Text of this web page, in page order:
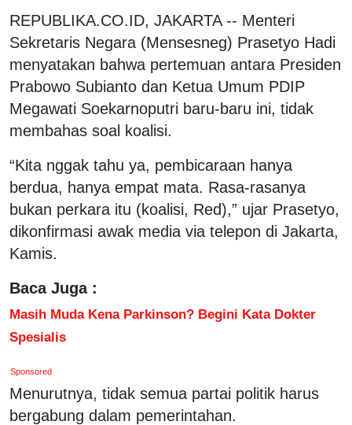
REPUBLIKA.CO.ID, JAKARTA -- Menteri
Sekretaris Negara (Mensesneg) Prasetyo Hadi
menyatakan bahwa pertemuan antara Presiden
Prabowo Subianto dan Ketua Umum PDIP
Megawati Soekarnoputri baru-baru ini, tidak
membahas soal koalisi.
“Kita nggak tahu ya, pembicaraan hanya
berdua, hanya empat mata. Rasa-rasanya
bukan perkara itu (koalisi, Red),” ujar Prasetyo,
dikonfirmasi awak media via telepon di Jakarta,
Kamis.
Baca Juga :
Masih Muda Kena Parkinson? Begini Kata Dokter
Spesialis
Sponsored
Menurutnya, tidak semua partai politik harus
bergabung dalam pemerintahan.